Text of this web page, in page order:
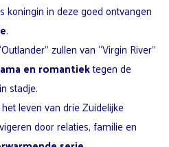
koningin in deze goed ontvangen
.
zullen van “Virgin River”
en romantiektegen de
stadje.
leven van drie Zuidelijke
door relaties, familie en